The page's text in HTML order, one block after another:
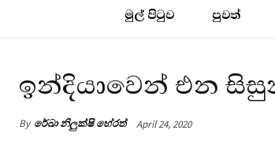
මුල් පිටුව පුවත්
ඉන්දියාවෙන් එන
By රේඛා නිලුක්ෂි හේරත් April 24, 2020